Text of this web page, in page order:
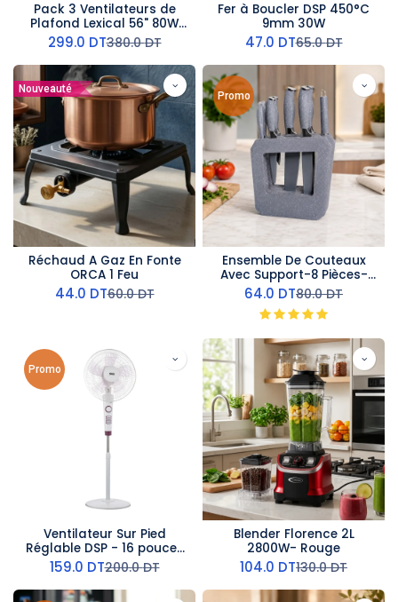
Pack 3 Ventilateurs de
Plafond Lexical 56" 80W
Argent
299.0 DT380.0DT
Fer à Boucler DSP 450°C
9mm 30W
47.0 DT65.0DT
Nouveauté
Réchaud A Gaz En Fonte
ORCA 1 Feu
44.0 DT60.0DT
Promo
Ensemble De Couteaux
Avec Support-8 Pièces-
Gris
64.0 DT80.0DT
Promo
Ventilateur Sur Pied
Réglable DSP - 16 pouces
- 60 W
159.0 DT200.0DT
Blender Florence 2L
2800W- Rouge
104.0 DT130.0DT